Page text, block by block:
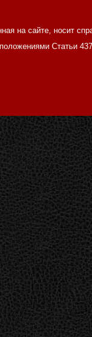
на сайте, носит
Статьи